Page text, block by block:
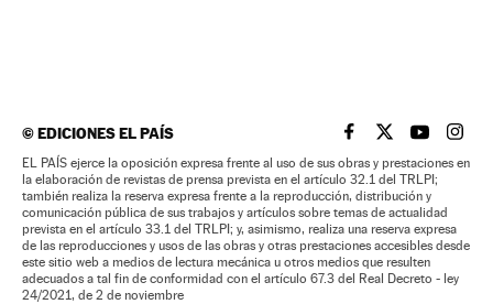
©EDICIONES EL PAÍS EL PAÍS BRASIL EN
EL PAÍSEL PAÍS
EL
EL PAÍS ejerce la oposición expresa frente al uso de sus obras y prestaciones en
la elaboración de revistas de prensa prevista en el artículo 32.1 del TRLPI;
también realiza la reserva expresa frente a la reproducción, distribución y
comunicación pública de sus trabajos y artículos sobre temas de actualidad
prevista en el artículo 33.1 del TRLPI; y, asimismo, realiza una reserva expresa
de las reproducciones y usos de las obras y otras prestaciones accesibles desde
este sitio web a medios de lectura mecánica u otros medios que resulten
adecuados a tal fin de conformidad con el artículo 67.3 del Real Decreto - ley
24/2021, de 2 de noviembre